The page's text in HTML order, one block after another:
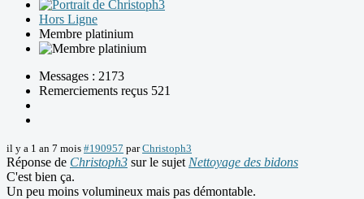
Hors Ligne
Membre platinium
Messages : 2173
Remerciements reçus 521
il y a 1 an 7 mois #190957 parChristoph3
Réponse de Christoph3 sur le sujet Nettoyage des bidons
C'est bien ça.
Un peu moins volumineux mais pas démontable.